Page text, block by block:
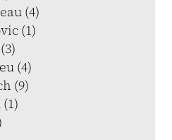
(4)
(1)
(4)
(9)